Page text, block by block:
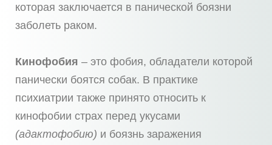
которая заключается в панической боязни
заболеть раком.
Кинофобия – это фобия, обладатели которой
панически боятся собак. В практике
психиатрии также принято относить к
кинофобии страх перед укусами
(адактофобию) и боязнь заражения